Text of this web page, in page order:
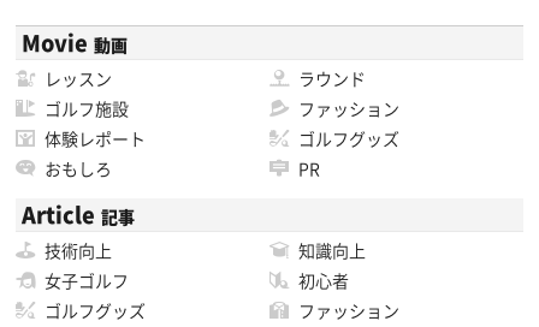
Movie 動画
レッスン
ラウンド
ゴルフ施設
ファッション
体験レポート
ゴルフグッズ
おもしろ
PR
Article 記事
技術向上
知識向上
女子ゴルフ
初心者
ゴルフグッズ
ファッション